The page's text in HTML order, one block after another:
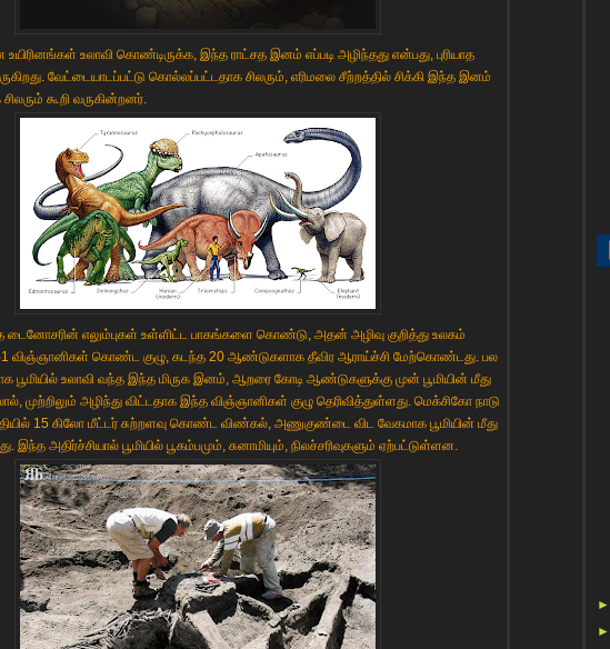
உயிரினங்கள் உலாவி கொண்டிருக்க, இந்த ராட்சத இனம் எப்படி அழிந்தது என்பது, புரியாத
வருகிறது. வேட்டையாடப்பட்டு கொல்லப்பட்டதாக சிலரும், எரிமலை சீற்றத்தில் சிக்கி இந்த இனம்
கூறி வருகின்றனர்.
டைனோசரின் எலும்புகள் உள்ளிட்ட பாகங்களை கொண்டு, அதன் அழிவு குறித்து உலகம்
விஞ்ஞானிகள் கொண்ட குழு, கடந்த 20 ஆண்டுகளாக தீவிர ஆராய்ச்சி மேற்கொண்டது. பல
பூமியில் உலாவி வந்த இந்த மிருக இனம், ஆறரை கோடி ஆண்டுகளுக்கு முன் பூமியின் மீது
முற்றிலும் அழிந்து விட்டதாக இந்த விஞ்ஞானிகள் குழு தெரிவித்துள்ளது. மெக்சிகோ நாடு
15 கிலோ மீட்டர் சுற்றளவு கொண்ட விண்கல், அணுகுண்டை விட வேகமாக பூமியின் மீது
இந்த அதிர்ச்சியால் பூமியில் பூகம்பமும், சுனாமியும், நிலச்சரிவுகளும் ஏற்பட்டுள்ளன.
►
►